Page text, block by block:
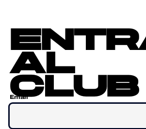
al
club
Email